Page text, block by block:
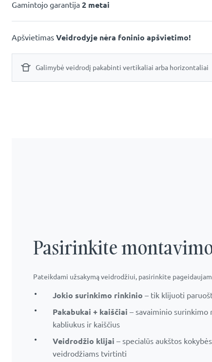
Gamintojo garantija 2 metai
Apšvietimas Veidrodyje nėra foninio apšvietimo!
Galimybė veidrodį pakabinti vertikaliai arba horizontaliai
Pasirinkite
Pateikdami užsakymą veidrodžiui, pasirinkite
Jokio surinkimo rinkinio – tik klijuoti
Pakabukai + kaiščiai – savaiminio surinkimo
kabliukus ir kaiščius
Veidrodžio klijai – specialūs aukštos
veidrodžiams tvirtinti